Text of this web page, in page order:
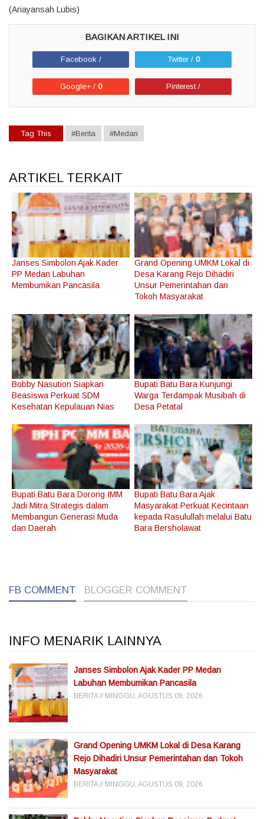
(Ariayansah Lubis)
Facebook / Twitter / 0
Google+ / 0 Pinterest /
Tag This #Berita #Medan
ARTIKEL TERKAIT
Janses Simbolon Ajak Kader
PP Medan Labuhan
Membumikan Pancasila
Grand Opening UMKM Lokal di
Desa Karang Rejo Dihadiri
Unsur Pemerintahan dan
Tokoh Masyarakat
Bobby Nasution Siapkan
Beasiswa Perkuat SDM
Kesehatan Kepulauan Nias
Bupati Batu Bara Kunjungi
Warga Terdampak Musibah di
Desa Petatal
Bupati Batu Bara Dorong IMM
Jadi Mitra Strategis dalam
Membangun Generasi Muda
dan Daerah
Bupati Batu Bara Ajak
Masyarakat Perkuat Kecintaan
kepada Rasulullah melalui Batu
Bara Bersholawat
FB COMMENT BLOGGER COMMENT
INFO MENARIK LAINNYA
Janses Simbolon Ajak Kader PP Medan
Labuhan Membumikan Pancasila
BERITA MINGGU, AGUSTUS 09, 2026
Grand Opening UMKM Lokal di Desa Karang
Rejo Dihadiri Unsur Pemerintahan dan Tokoh
Masyarakat
BERITA MINGGU, AGUSTUS 09, 2026